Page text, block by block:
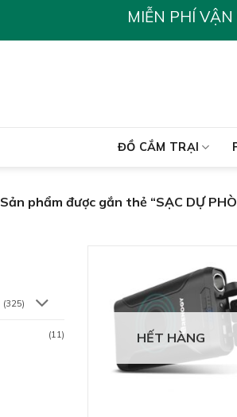
MIỄN PHÍ
ĐỒ CẮM TRẠI
Sản phẩm được gắn thẻ “SẠC DỰ
(325)
(11) HẾT HÀNG